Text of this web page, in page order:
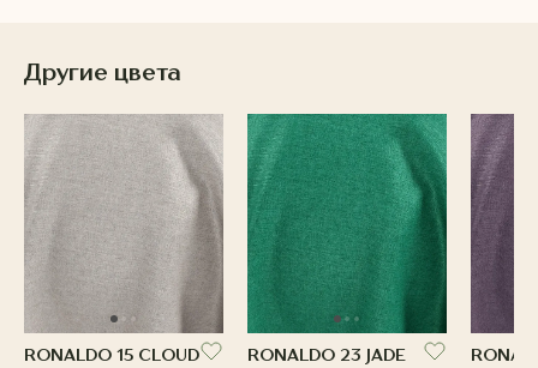
Другие цвета
RONALDO 15 CLOUD RONALDO 23 JADE